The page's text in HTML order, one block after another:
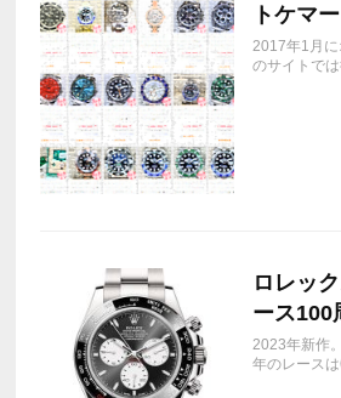
トケマ
2017年1月
のサイトで
ロレッ
ース100
2023年新作
年のレース